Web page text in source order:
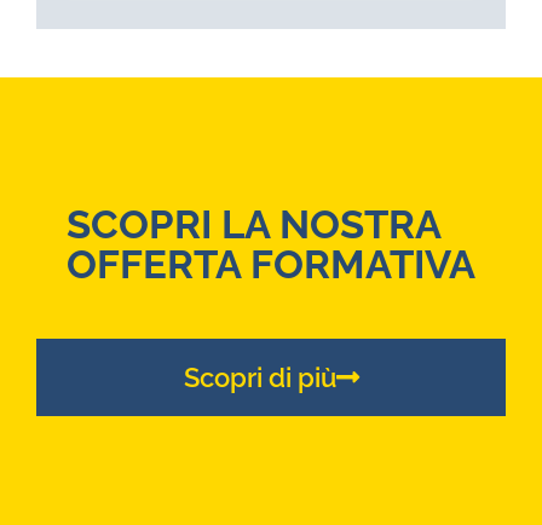
SCOPRI LA NOSTRA
OFFERTA FORMATIVA
Scopri di più